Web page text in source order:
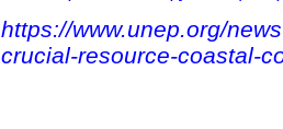
https://www.unep.org/
crucial-resource-coastal-